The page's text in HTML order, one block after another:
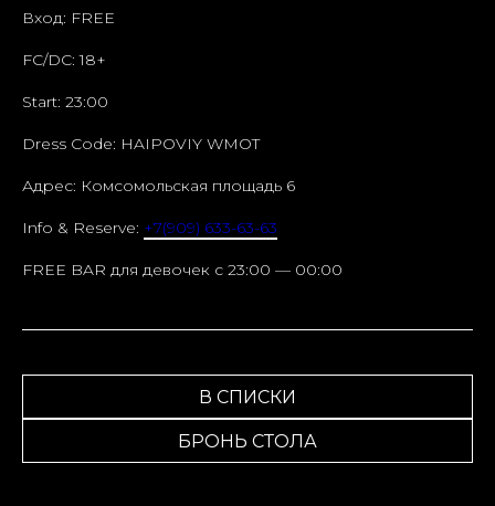
Вход: FREE
FC/DC: 18+
Start: 23:00
Dress Code: HAIPOVIY WMOT
Адрес: Комсомольская площадь 6
Info & Reserve: +7(909) 633-63-63
FREE BAR для девочек c 23:00 — 00:00
В СПИСКИ
БРОНЬ СТОЛА